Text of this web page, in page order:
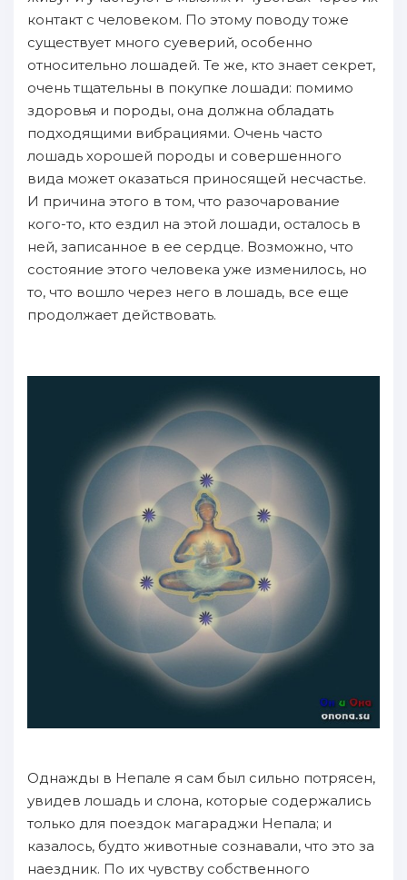
контакт с человеком. По этому поводу тоже
существует много суеверий, особенно
относительно лошадей. Те же, кто знает секрет,
очень тщательны в покупке лошади: помимо
здоровья и породы, она должна обладать
подходящими вибрациями. Очень часто
лошадь хорошей породы и совершенного
вида может оказаться приносящей несчастье.
И причина этого в том, что разочарование
кого-то, кто ездил на этой лошади, осталось в
ней, записанное в ее сердце. Возможно, что
состояние этого человека уже изменилось, но
то, что вошло через него в лошадь, все еще
продолжает действовать.
Однажды в Непале я сам был сильно потрясен,
увидев лошадь и слона, которые содержались
только для поездок магараджи Непала; и
казалось, будто животные сознавали, что это за
наездник. По их чувству собственного